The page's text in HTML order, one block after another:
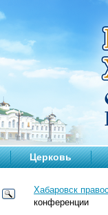
Церковь
Хабаровск
конференции